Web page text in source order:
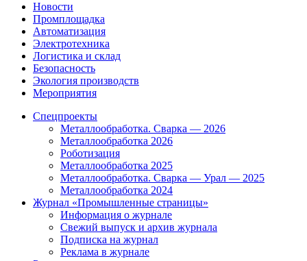
Новости
Промплощадка
Автоматизация
Электротехника
Логистика и склад
Безопасность
Экология производств
Мероприятия
Спецпроекты
Металлообработка. Сварка — 2026
Металлообработка 2026
Роботизация
Металлообработка 2025
Металлообработка. Сварка — Урал — 2025
Металлообработка 2024
Журнал «Промышленные страницы»
Информация о журнале
Свежий выпуск и архив журнала
Подписка на журнал
Реклама в журнале